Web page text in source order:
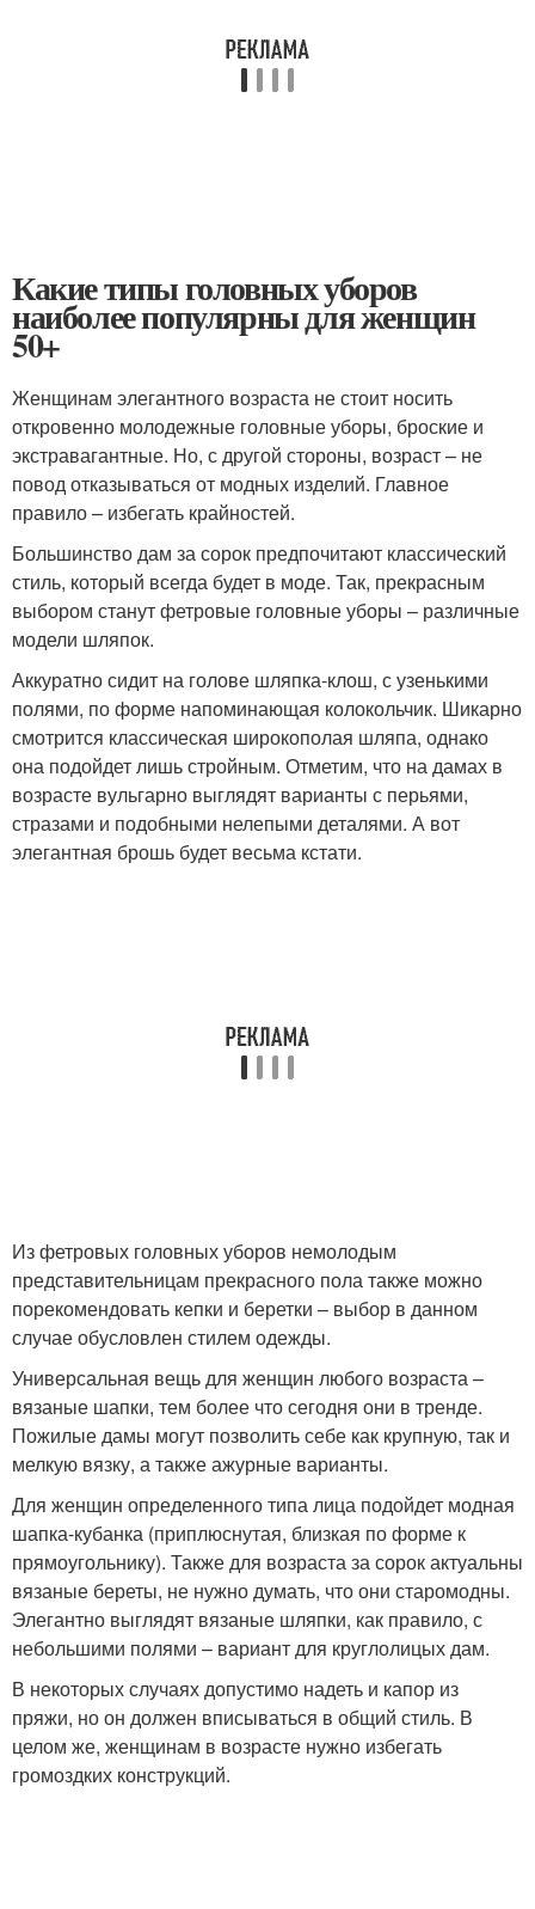
Какие типы головных уборов
наиболее популярны для женщин
50+
Женщинам элегантного возраста не стоит носить
откровенно молодежные головные уборы, броские и
экстравагантные. Но, с другой стороны, возраст – не
повод отказываться от модных изделий. Главное
правило – избегать крайностей.
Большинство дам за сорок предпочитают классический
стиль, который всегда будет в моде. Так, прекрасным
выбором станут фетровые головные уборы – различные
модели шляпок.
Аккуратно сидит на голове шляпка-клош, с узенькими
полями, по форме напоминающая колокольчик. Шикарно
смотрится классическая широкополая шляпа, однако
она подойдет лишь стройным. Отметим, что на дамах в
возрасте вульгарно выглядят варианты с перьями,
стразами и подобными нелепыми деталями. А вот
элегантная брошь будет весьма кстати.
Из фетровых головных уборов немолодым
представительницам прекрасного пола также можно
порекомендовать кепки и беретки – выбор в данном
случае обусловлен стилем одежды.
Универсальная вещь для женщин любого возраста –
вязаные шапки, тем более что сегодня они в тренде.
Пожилые дамы могут позволить себе как крупную, так и
мелкую вязку, а также ажурные варианты.
Для женщин определенного типа лица подойдет модная
шапка-кубанка (приплюснутая, близкая по форме к
прямоугольнику). Также для возраста за сорок актуальны
вязаные береты, не нужно думать, что они старомодны.
Элегантно выглядят вязаные шляпки, как правило, с
небольшими полями – вариант для круглолицых дам.
В некоторых случаях допустимо надеть и капор из
пряжи, но он должен вписываться в общий стиль. В
целом же, женщинам в возрасте нужно избегать
громоздких конструкций.